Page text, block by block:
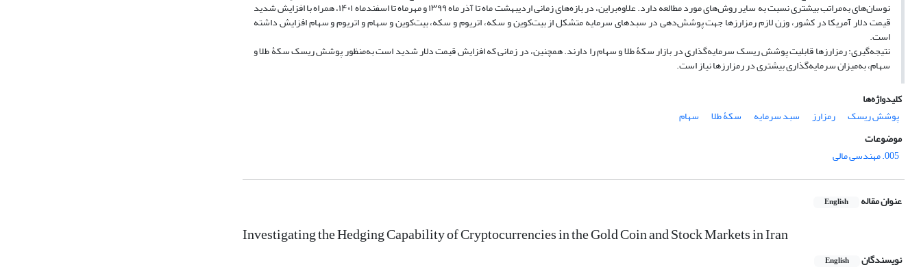
نوسان‌های به‌مراتب بیشتری نسبت به سایر روش‌های مورد مطالعه دارد. علاوه‌براین، در بازه‌های زمانی اردیبهشت ماه تا آذر ماه ۱۳۹۹ و مهرماه تا اسفندماه ۱۴۰۱، همراه با افزایش شدید
قیمت دلار آمریکا در کشور، وزن لازم رمزارزها جهت پوشش‌دهی در سبدهای سرمایه متشکل از بیت‌کوین و سکه، اتریوم و سکه، بیت‌کوین و سهام و اتریوم و سهام افزایش داشته
است.
نتیجه‌گیری: رمزارزها قابلیت پوشش ریسک سرمایه‌گذاری در بازار سکۀ طلا و سهام را دارند. همچنین، در زمانی که افزایش قیمت دلار شدید است به‌منظور پوشش ریسک سکۀ طلا و
سهام، به‌میزان سرمایه‌گذاری بیشتری در رمزارزها نیاز است.
کلیدواژه‌ها
پوشش ریسک
رمزارز سبد سرمایه سکۀ طلا
سهام
موضوعات
005. مهندسی مالی
عنوان مقاله English
Investigating the Hedging Capability of Cryptocurrencies in the Gold Coin and Stock Markets in Iran
نویسندگان English